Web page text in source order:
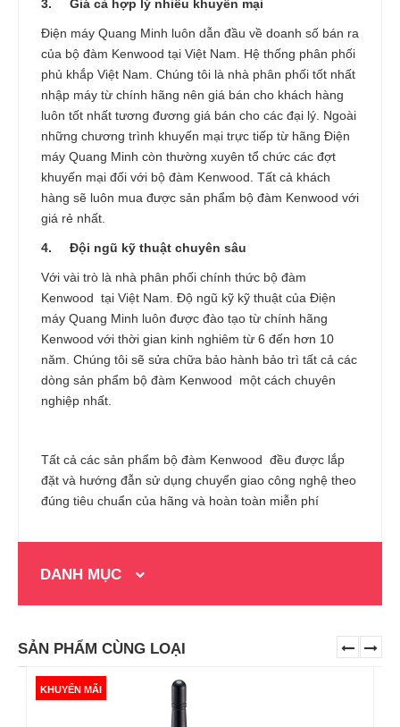
3. Giá cả hợp lý nhiều khuyến mại
Điện máy Quang Minh luôn dẫn đầu về doanh số bán ra
của bộ đàm Kenwood tại Việt Nam. Hệ thống phân phối
phủ khắp Việt Nam. Chúng tôi là nhà phân phối tốt nhất
nhập máy từ chính hãng nên giá bán cho khách hàng
luôn tốt nhất tương đương giá bán cho các đại lý. Ngoài
những chương trình khuyến mại trực tiếp từ hãng Điện
máy Quang Minh còn thường xuyên tổ chức các đợt
khuyến mại đối với bộ đàm Kenwood. Tất cả khách
hàng sẽ luôn mua được sản phẩm bộ đàm Kenwood với
giá rẻ nhất.
4. Đội ngũ kỹ thuật chuyên sâu
Với vài trò là nhà phân phối chính thức bộ đàm
Kenwood tại Việt Nam. Độ ngũ kỹ kỹ thuật của Điện
máy Quang Minh luôn được đào tạo từ chính hãng
Kenwood với thời gian kinh nghiêm từ 6 đến hơn 10
năm. Chúng tôi sẽ sửa chữa bảo hành bảo trì tất cả các
dòng sản phẩm bộ đàm Kenwood một cách chuyên
nghiệp nhất.
Tất cả các sản phẩm bộ đàm Kenwood đều được lắp
đặt và hướng đẫn sử dụng chuyển giao công nghệ theo
đúng tiêu chuẩn của hãng và hoàn toàn miễn phí
DANH MỤC
SẢN PHẨM CÙNG LOẠI
KHUYẾN MÃI